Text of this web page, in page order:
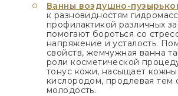
Ванны воздушно-
к разновидностям
профилактикой различных
помогают бороться со
напряжение и усталость.
свойств, жемчужная ванна
роли косметической
тонус кожи, насыщает
кислородом, продлевая тем
молодость.